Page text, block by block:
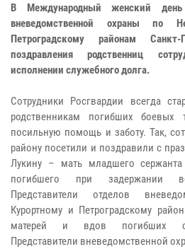
В Международный женский день
вневедомственной охраны по
Петроградскому районам Санкт-
поздравления родственниц
исполнении служебного долга.
Сотрудники Росгвардии всегда
родственникам погибших боевых
посильную помощь и заботу. Так,
району посетили и поздравили с
Лукину – мать младшего
погибшего при задержании
Представители отделов
Курортному и Петроградскому
матерей и вдов погибших
Представители вневедомственной